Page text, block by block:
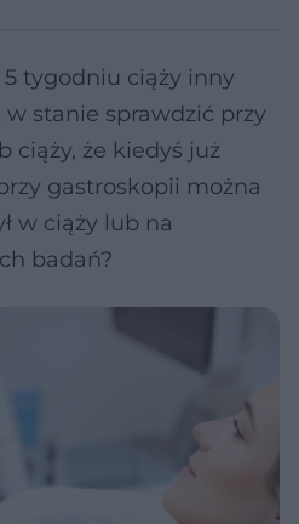
tygodniu ciąży inny
stanie sprawdzić przy
ciąży, że kiedyś już
gastroskopii można
w ciąży lub na
badań?